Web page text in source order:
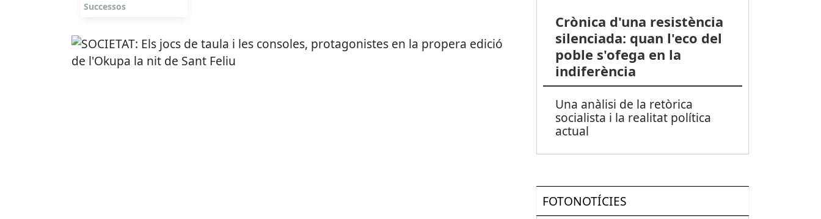
Successos
Crònica d'una resistència
silenciada: quan l'eco del
poble s'ofega en la
indiferència
Una anàlisi de la retòrica
socialista i la realitat política
actual
FOTONOTÍCIES